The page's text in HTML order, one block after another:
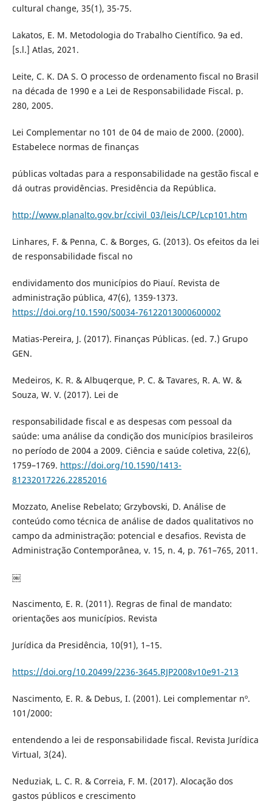
cultural change, 35(1), 35-75.
Lakatos, E. M. Metodologia do Trabalho Científico. 9a ed.
[s.l.] Atlas, 2021.
Leite, C. K. DA S. O processo de ordenamento fiscal no Brasil
na década de 1990 e a Lei de Responsabilidade Fiscal. p.
280, 2005.
Lei Complementar no 101 de 04 de maio de 2000. (2000).
Estabelece normas de finanças
públicas voltadas para a responsabilidade na gestão fiscal e
dá outras providências. Presidência da República.
http://www.planalto.gov.br/ccivil_03/leis/LCP/Lcp101.htm
Linhares, F. & Penna, C. & Borges, G. (2013). Os efeitos da lei
de responsabilidade fiscal no
endividamento dos municípios do Piauí. Revista de
administração pública, 47(6), 1359-1373.
https://doi.org/10.1590/S0034-76122013000600002
Matias-Pereira, J. (2017). Finanças Públicas. (ed. 7.) Grupo
GEN.
Medeiros, K. R. & Albuqerque, P. C. & Tavares, R. A. W. &
Souza, W. V. (2017). Lei de
responsabilidade fiscal e as despesas com pessoal da
saúde: uma análise da condição dos municípios brasileiros
no período de 2004 a 2009. Ciência e saúde coletiva, 22(6),
1759–1769. https://doi.org/10.1590/1413-
81232017226.22852016
Mozzato, Anelise Rebelato; Grzybovski, D. Análise de
conteúdo como técnica de análise de dados qualitativos no
campo da administração: potencial e desafios. Revista de
Administração Contemporânea, v. 15, n. 4, p. 761–765, 2011.
￼
Nascimento, E. R. (2011). Regras de final de mandato:
orientações aos municípios. Revista
Jurídica da Presidência, 10(91), 1–15.
https://doi.org/10.20499/2236-3645.RJP2008v10e91-213
Nascimento, E. R. & Debus, I. (2001). Lei complementar nº.
101/2000:
entendendo a lei de responsabilidade fiscal. Revista Jurídica
Virtual, 3(24).
Neduziak, L. C. R. & Correia, F. M. (2017). Alocação dos
gastos públicos e crescimento